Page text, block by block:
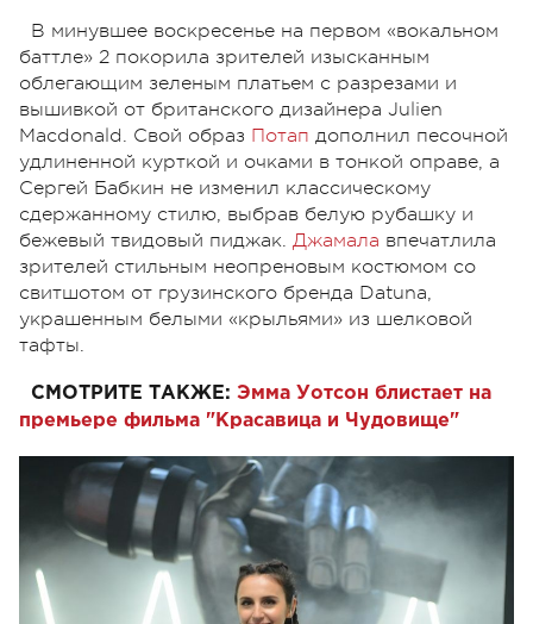
В минувшее воскресенье на первом «вокальном
баттле» 2 покорила зрителей изысканным
облегающим зеленым платьем с разрезами и
вышивкой от британского дизайнера Julien
Macdonald. Свой образ Потап дополнил песочной
удлиненной курткой и очками в тонкой оправе, а
Сергей Бабкин не изменил классическому
сдержанному стилю, выбрав белую рубашку и
бежевый твидовый пиджак. Джамала впечатлила
зрителей стильным неопреновым костюмом со
свитшотом от грузинского бренда Dаtuna,
украшенным белыми «крыльями» из шелковой
тафты.
СМОТРИТЕ ТАКЖЕ: Эмма Уотсон блистает на
премьере фильма "Красавица и Чудовище"